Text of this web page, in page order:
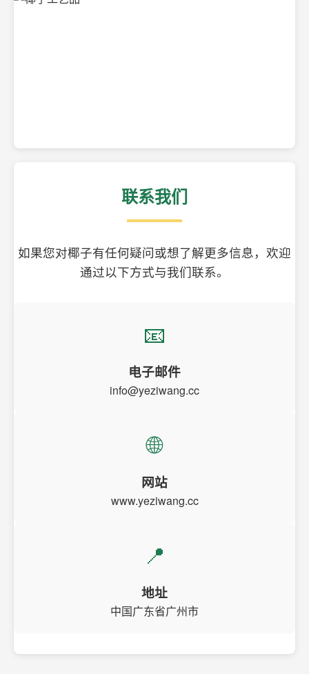
联系我们
如果您对椰子有任何疑问或想了解更多信息，欢迎
通过以下方式与我们联系。
📧
电子邮件
info@yeziwang.cc
🌐
网站
www.yeziwang.cc
📍
地址
中国广东省广州市